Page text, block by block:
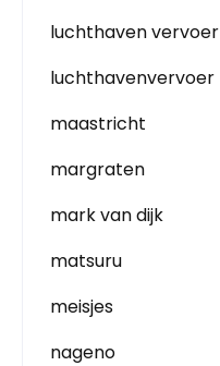
luchthaven vervoer
luchthavenvervoer
maastricht
margraten
mark van dijk
matsuru
meisjes
nageno